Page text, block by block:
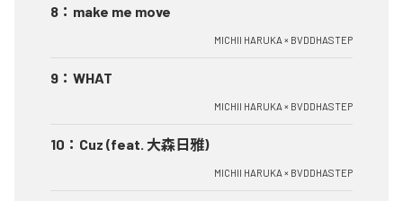
8 ： make me move
MICHII HARUKA × BVDDHASTEP
9 ： WHAT
MICHII HARUKA × BVDDHASTEP
10 ： Cuz (feat. 大森日雅)
MICHII HARUKA × BVDDHASTEP